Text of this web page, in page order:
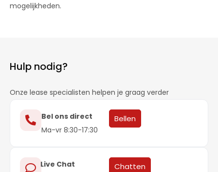
mogelijkheden.
Hulp nodig?
Onze lease specialisten helpen je graag verder
Bel ons direct
Ma-vr 8:30-17:30
Bellen
Live Chat
Chatten